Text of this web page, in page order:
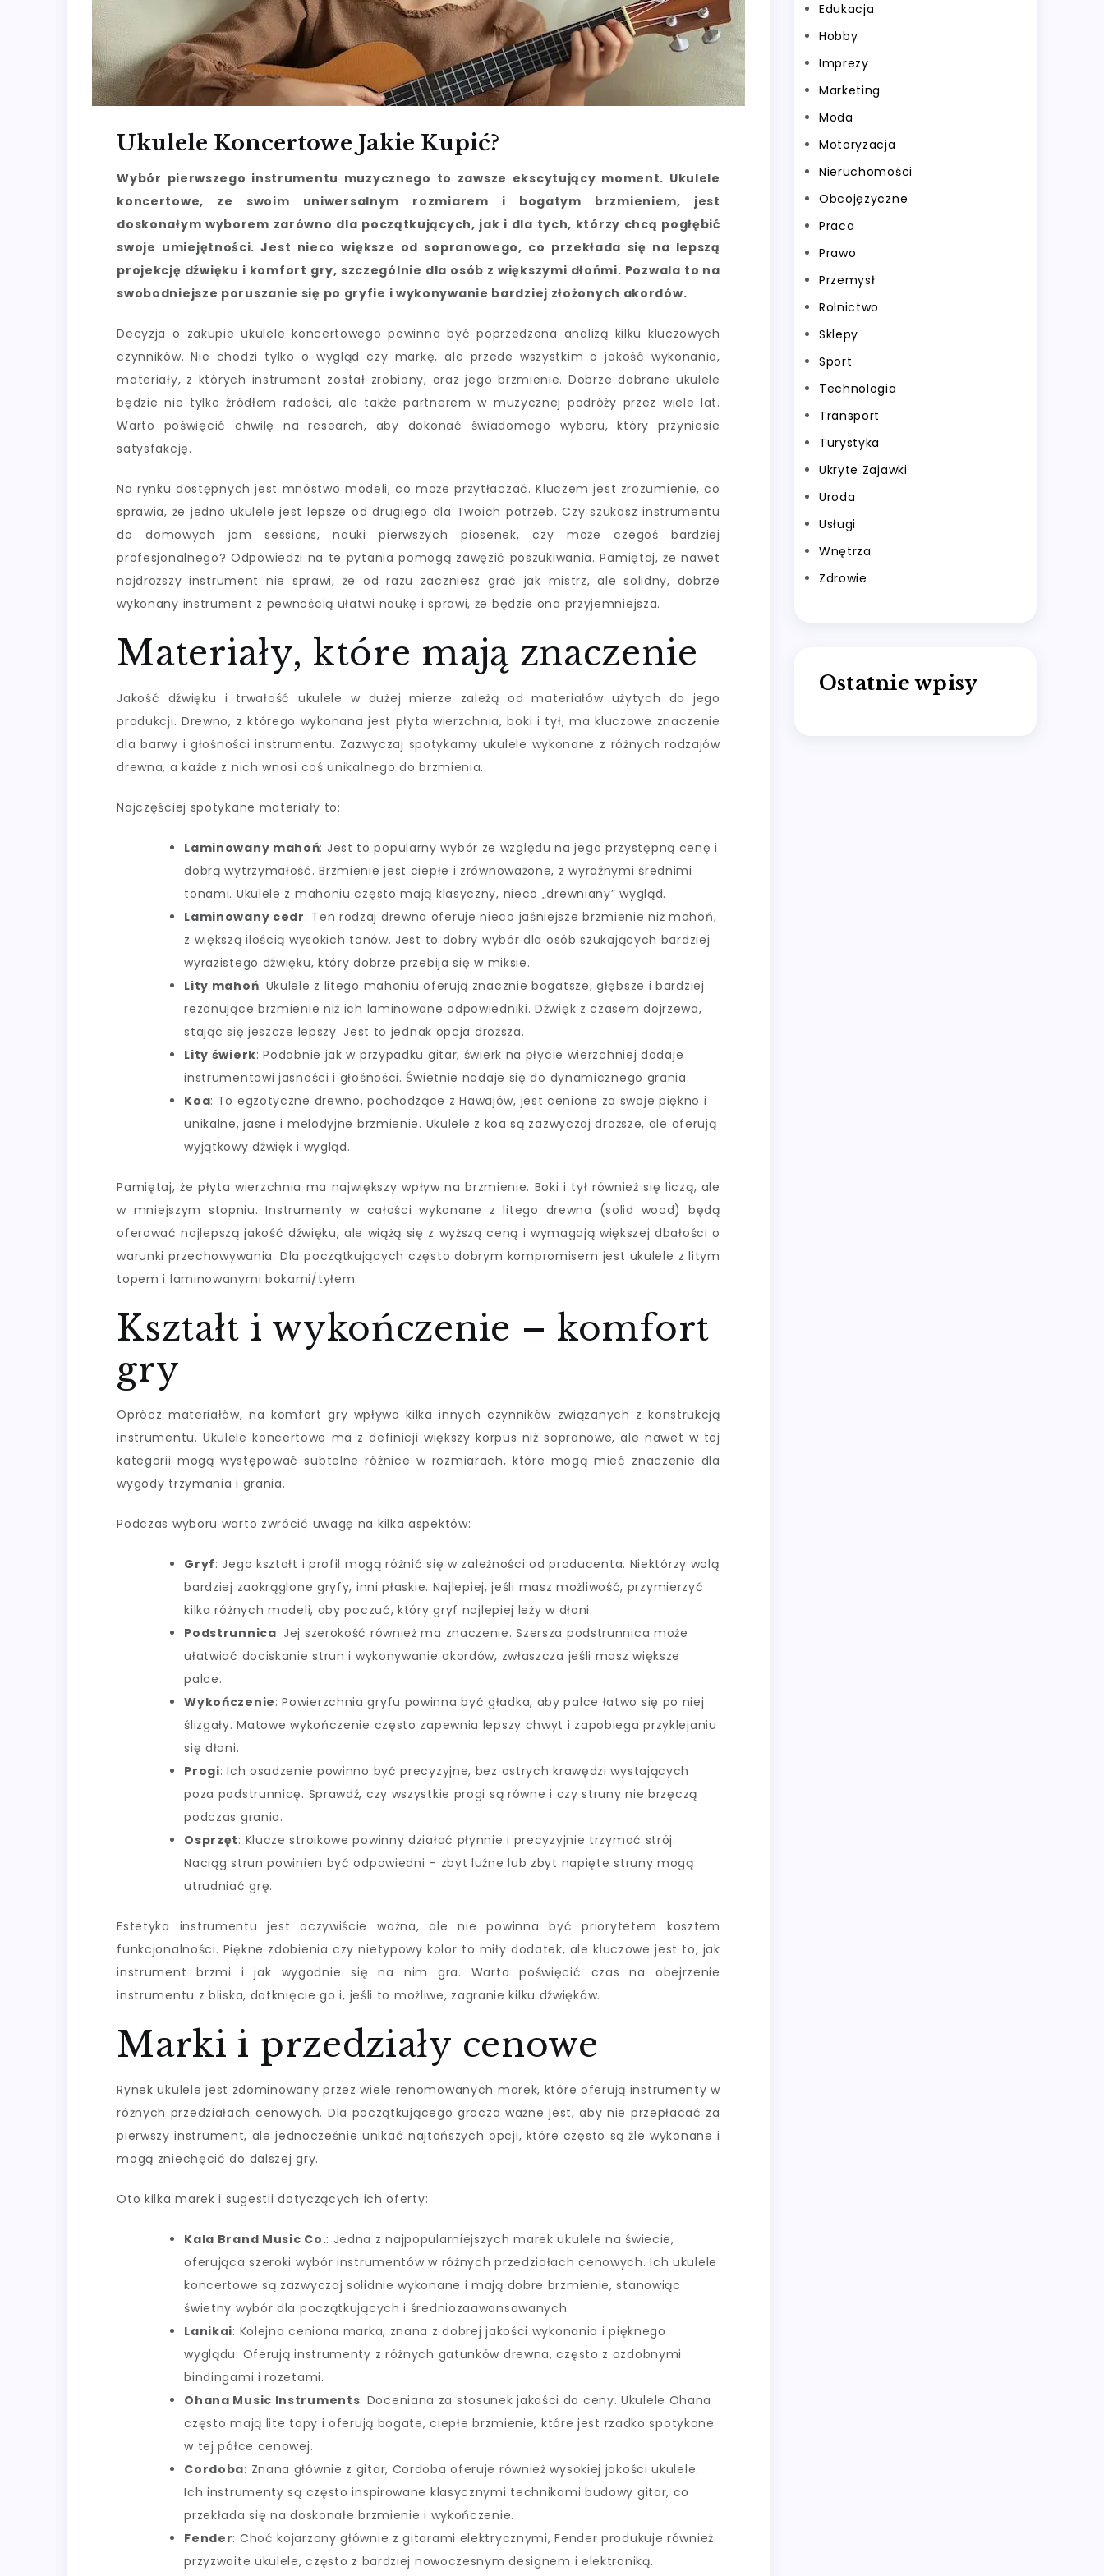
Ukulele Koncertowe Jakie Kupić?
Wybór pierwszego instrumentu muzycznego to zawsze ekscytujący moment. Ukulele
koncertowe, ze swoim uniwersalnym rozmiarem i bogatym brzmieniem, jest
doskonałym wyborem zarówno dla początkujących, jak i dla tych, którzy chcą pogłębić
swoje umiejętności. Jest nieco większe od sopranowego, co przekłada się na lepszą
projekcję dźwięku i komfort gry, szczególnie dla osób z większymi dłońmi. Pozwala to na
swobodniejsze poruszanie się po gryfie i wykonywanie bardziej złożonych akordów.
Decyzja o zakupie ukulele koncertowego powinna być poprzedzona analizą kilku kluczowych
czynników. Nie chodzi tylko o wygląd czy markę, ale przede wszystkim o jakość wykonania,
materiały, z których instrument został zrobiony, oraz jego brzmienie. Dobrze dobrane ukulele
będzie nie tylko źródłem radości, ale także partnerem w muzycznej podróży przez wiele lat.
Warto poświęcić chwilę na research, aby dokonać świadomego wyboru, który przyniesie
satysfakcję.
Na rynku dostępnych jest mnóstwo modeli, co może przytłaczać. Kluczem jest zrozumienie, co
sprawia, że jedno ukulele jest lepsze od drugiego dla Twoich potrzeb. Czy szukasz instrumentu
do domowych jam sessions, nauki pierwszych piosenek, czy może czegoś bardziej
profesjonalnego? Odpowiedzi na te pytania pomogą zawęzić poszukiwania. Pamiętaj, że nawet
najdroższy instrument nie sprawi, że od razu zaczniesz grać jak mistrz, ale solidny, dobrze
wykonany instrument z pewnością ułatwi naukę i sprawi, że będzie ona przyjemniejsza.
Materiały, które mają znaczenie
Jakość dźwięku i trwałość ukulele w dużej mierze zależą od materiałów użytych do jego
produkcji. Drewno, z którego wykonana jest płyta wierzchnia, boki i tył, ma kluczowe znaczenie
dla barwy i głośności instrumentu. Zazwyczaj spotykamy ukulele wykonane z różnych rodzajów
drewna, a każde z nich wnosi coś unikalnego do brzmienia.
Najczęściej spotykane materiały to:
Laminowany mahoń: Jest to popularny wybór ze względu na jego przystępną cenę i
dobrą wytrzymałość. Brzmienie jest ciepłe i zrównoważone, z wyraźnymi średnimi
tonami. Ukulele z mahoniu często mają klasyczny, nieco „drewniany” wygląd.
Laminowany cedr: Ten rodzaj drewna oferuje nieco jaśniejsze brzmienie niż mahoń,
z większą ilością wysokich tonów. Jest to dobry wybór dla osób szukających bardziej
wyrazistego dźwięku, który dobrze przebija się w miksie.
Lity mahoń: Ukulele z litego mahoniu oferują znacznie bogatsze, głębsze i bardziej
rezonujące brzmienie niż ich laminowane odpowiedniki. Dźwięk z czasem dojrzewa,
stając się jeszcze lepszy. Jest to jednak opcja droższa.
Lity świerk: Podobnie jak w przypadku gitar, świerk na płycie wierzchniej dodaje
instrumentowi jasności i głośności. Świetnie nadaje się do dynamicznego grania.
Koa: To egzotyczne drewno, pochodzące z Hawajów, jest cenione za swoje piękno i
unikalne, jasne i melodyjne brzmienie. Ukulele z koa są zazwyczaj droższe, ale oferują
wyjątkowy dźwięk i wygląd.
Pamiętaj, że płyta wierzchnia ma największy wpływ na brzmienie. Boki i tył również się liczą, ale
w mniejszym stopniu. Instrumenty w całości wykonane z litego drewna (solid wood) będą
oferować najlepszą jakość dźwięku, ale wiążą się z wyższą ceną i wymagają większej dbałości o
warunki przechowywania. Dla początkujących często dobrym kompromisem jest ukulele z litym
topem i laminowanymi bokami/tyłem.
Kształt i wykończenie – komfort
gry
Oprócz materiałów, na komfort gry wpływa kilka innych czynników związanych z konstrukcją
instrumentu. Ukulele koncertowe ma z definicji większy korpus niż sopranowe, ale nawet w tej
kategorii mogą występować subtelne różnice w rozmiarach, które mogą mieć znaczenie dla
wygody trzymania i grania.
Podczas wyboru warto zwrócić uwagę na kilka aspektów:
Gryf: Jego kształt i profil mogą różnić się w zależności od producenta. Niektórzy wolą
bardziej zaokrąglone gryfy, inni płaskie. Najlepiej, jeśli masz możliwość, przymierzyć
kilka różnych modeli, aby poczuć, który gryf najlepiej leży w dłoni.
Podstrunnica: Jej szerokość również ma znaczenie. Szersza podstrunnica może
ułatwiać dociskanie strun i wykonywanie akordów, zwłaszcza jeśli masz większe
palce.
Wykończenie: Powierzchnia gryfu powinna być gładka, aby palce łatwo się po niej
ślizgały. Matowe wykończenie często zapewnia lepszy chwyt i zapobiega przyklejaniu
się dłoni.
Progi: Ich osadzenie powinno być precyzyjne, bez ostrych krawędzi wystających
poza podstrunnicę. Sprawdź, czy wszystkie progi są równe i czy struny nie brzęczą
podczas grania.
Osprzęt: Klucze stroikowe powinny działać płynnie i precyzyjnie trzymać strój.
Naciąg strun powinien być odpowiedni – zbyt luźne lub zbyt napięte struny mogą
utrudniać grę.
Estetyka instrumentu jest oczywiście ważna, ale nie powinna być priorytetem kosztem
funkcjonalności. Piękne zdobienia czy nietypowy kolor to miły dodatek, ale kluczowe jest to, jak
instrument brzmi i jak wygodnie się na nim gra. Warto poświęcić czas na obejrzenie
instrumentu z bliska, dotknięcie go i, jeśli to możliwe, zagranie kilku dźwięków.
Marki i przedziały cenowe
Rynek ukulele jest zdominowany przez wiele renomowanych marek, które oferują instrumenty w
różnych przedziałach cenowych. Dla początkującego gracza ważne jest, aby nie przepłacać za
pierwszy instrument, ale jednocześnie unikać najtańszych opcji, które często są źle wykonane i
mogą zniechęcić do dalszej gry.
Oto kilka marek i sugestii dotyczących ich oferty:
Kala Brand Music Co.: Jedna z najpopularniejszych marek ukulele na świecie,
oferująca szeroki wybór instrumentów w różnych przedziałach cenowych. Ich ukulele
koncertowe są zazwyczaj solidnie wykonane i mają dobre brzmienie, stanowiąc
świetny wybór dla początkujących i średniozaawansowanych.
Lanikai: Kolejna ceniona marka, znana z dobrej jakości wykonania i pięknego
wyglądu. Oferują instrumenty z różnych gatunków drewna, często z ozdobnymi
bindingami i rozetami.
Ohana Music Instruments: Doceniana za stosunek jakości do ceny. Ukulele Ohana
często mają lite topy i oferują bogate, ciepłe brzmienie, które jest rzadko spotykane
w tej półce cenowej.
Cordoba: Znana głównie z gitar, Cordoba oferuje również wysokiej jakości ukulele.
Ich instrumenty są często inspirowane klasycznymi technikami budowy gitar, co
przekłada się na doskonałe brzmienie i wykończenie.
Fender: Choć kojarzony głównie z gitarami elektrycznymi, Fender produkuje również
przyzwoite ukulele, często z bardziej nowoczesnym designem i elektroniką.
Edukacja
Hobby
Imprezy
Marketing
Moda
Motoryzacja
Nieruchomości
Obcojęzyczne
Praca
Prawo
Przemysł
Rolnictwo
Sklepy
Sport
Technologia
Transport
Turystyka
Ukryte Zajawki
Uroda
Usługi
Wnętrza
Zdrowie
Ostatnie wpisy